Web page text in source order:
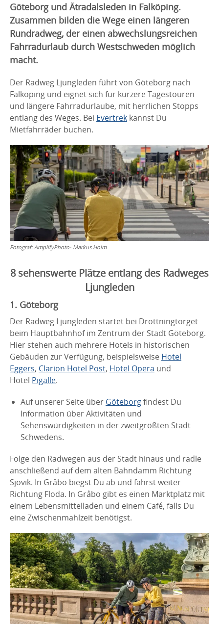
Göteborg und Ätradalsleden in Falköping.
Zusammen bilden die Wege einen längeren
Rundradweg, der einen abwechslungsreichen
Fahrradurlaub durch Westschweden möglich
macht.
Der Radweg Ljungleden führt von Göteborg nach
Falköping und eignet sich für kürzere Tagestouren
und längere Fahrradurlaube, mit herrlichen Stopps
entlang des Weges. Bei Evertrek kannst Du
Mietfahrräder buchen.
Fotograf: AmplifyPhoto- Markus Holm
8 sehenswerte Plätze entlang des Radweges
Ljungleden
1. Göteborg
Der Radweg Ljungleden startet bei Drottningtorget
beim Hauptbahnhof im Zentrum der Stadt Göteborg.
Hier stehen auch mehrere Hotels in historischen
Gebäuden zur Verfügung, beispielsweise Hotel
Eggers, Clarion Hotel Post, Hotel Opera und
Hotel Pigalle.
Auf unserer Seite über Göteborgfindest Du
Information über Aktivitäten und
Sehenswürdigkeiten in der zweitgrößten Stadt
Schwedens.
Folge den Radwegen aus der Stadt hinaus und radle
anschließend auf dem alten Bahndamm Richtung
Sjövik. In Gråbo biegst Du ab und fährst weiter
Richtung Floda. In Gråbo gibt es einen Marktplatz mit
einem Lebensmittelladen und einem Café, falls Du
eine Zwischenmahlzeit benötigst.